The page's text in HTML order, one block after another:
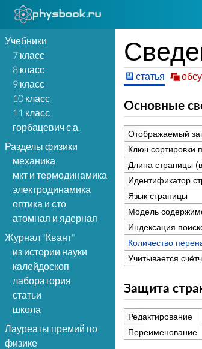
Учебники
7 класс
8 класс
9 класс
10 класс
11 класс
горбацевич с.а.
Разделы физики
механика
мкт и термодинамика
электродинамика
оптика и сто
атомная и ядерная
Журнал "Квант"
из истории науки
калейдоскоп
лаборатория
статьи
школа
Лауреаты премий по
физике
статья
Основные
Отображаемый
Ключ сортировки
Длина страницы
Идентификатор
Язык страницы
Модель
Индексация
Количество
Учитывается
Защита
Редактирование
Переименование